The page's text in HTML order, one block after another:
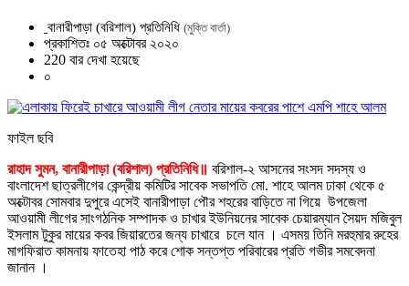
বানারীপাড়া (বরিশাল) প্রতিনিধি (মুক্তি বার্তা)
প্রকাশিতঃ ০৫ অক্টোবর ২০২০
220 বার দেখা হয়েছে
০
ফাইল ছবি
রাহাদ সুমন, বানারীপাড়া (বরিশাল) প্রতিনিধি॥ বরিশাল-২ আসনের সংসদ সদস্য ও
বাংলাদেশ ছাত্রলীগের কেন্দ্রীয় কমিটির সাবেক সভাপতি মো. শাহে আলম ঢাকা থেকে ৫
অক্টোবর সোমবার দুপুরে এসেই বানারীপাড়া পৌর শহরের বাড়িতে না গিয়ে উপজেলা
আওয়ামী লীগের সাংগঠনিক সম্পাদক ও চাখার ইউনিয়নের সাবেক চেয়ারম্যান সৈয়দ মজিবুল
ইসলাম টুকুর মায়ের কবর জিয়ারতের জন্য চাখারে চলে যান । এসময় তিনি মরহুমার রুহের
মাগফিরাত কামনায় ফাতেহা পাঠ করে শোক সন্তপ্ত পরিবারের প্রতি গভীর সমবেদনা
জানান ।